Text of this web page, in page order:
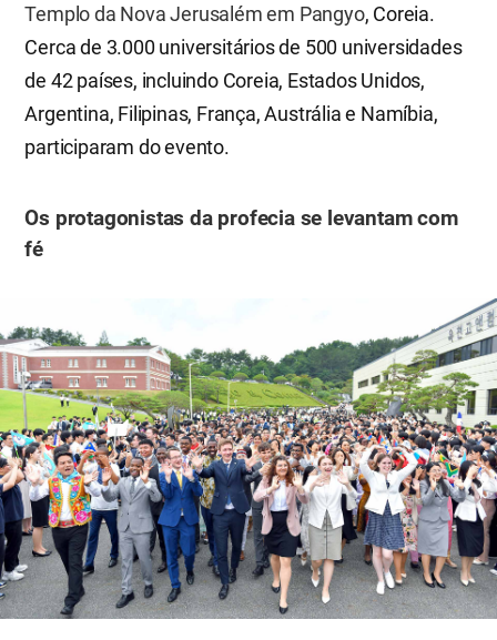
Templo da Nova Jerusalém em Pangyo, Coreia.
Cerca de 3.000 universitários de 500 universidades
de 42 países, incluindo Coreia, Estados Unidos,
Argentina, Filipinas, França, Austrália e Namíbia,
participaram do evento.
Os protagonistas da profecia se levantam com
fé